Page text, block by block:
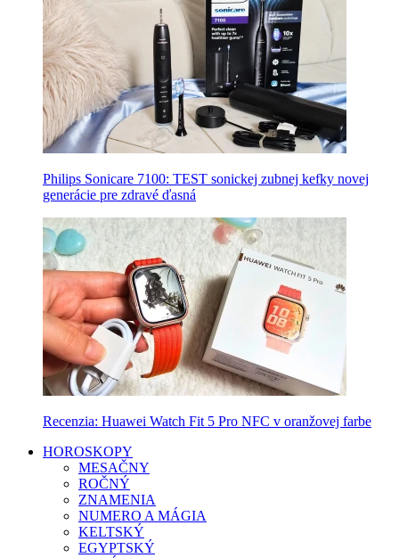
Philips Sonicare 7100: TEST sonickej zubnej kefky novej
generácie pre zdravé ďasná
Recenzia: Huawei Watch Fit 5 Pro NFC v oranžovej farbe
HOROSKOPY
MESAČNY
ROČNÝ
ZNAMENIA
NUMERO A MÁGIA
KELTSKÝ
EGYPTSKÝ